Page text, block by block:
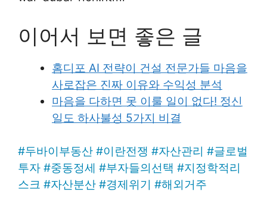
이어서 보면 좋은 글
홈디포 AI 전략이 건설 전문가들 마음을
사로잡은 진짜 이유와 수익성 분석
마음을 다하면 못 이룰 일이 없다! 정신
일도 하사불성 5가지 비결
#두바이부동산 #이란전쟁 #자산관리 #글로벌
투자 #중동정세 #부자들의선택 #지정학적리
스크 #자산분산 #경제위기 #해외거주